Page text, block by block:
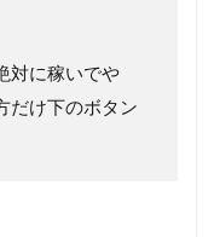
対に稼いでや
だけ下のボタン